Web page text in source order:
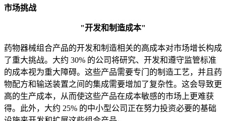
市场挑战
"开发和制造成本"
药物器械组合产品的开发和制造相关的高成本对市场增长构成
了重大挑战。大约 30% 的公司将研究、开发和遵守监管标准
的成本视为重大障碍。这些产品需要专门的制造工艺，并且药
物配方和输送装置之间的集成需要增加了复杂性。这会导致更
高的生产成本，从而使这些产品在成本敏感的市场上更难获
得。此外，大约 25% 的中小型公司正在努力投资必要的基础